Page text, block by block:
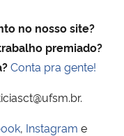
no nosso site?
premiado?
Conta pra gente!
, Instagram e